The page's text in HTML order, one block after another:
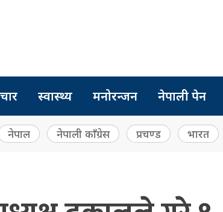
स्वास्थ्य मनोरन्जन नेपाली पेन
नेपाल नेपाली काँग्रेस प्रचण्ड भारत